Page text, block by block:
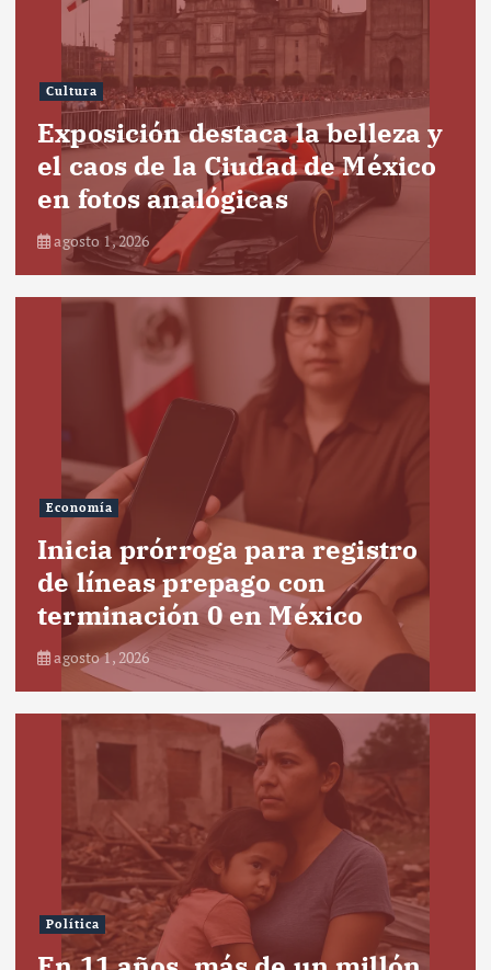
Cultura
Exposición destaca la belleza y
el caos de la Ciudad de México
en fotos analógicas
agosto 1, 2026
Economía
Inicia prórroga para registro
de líneas prepago con
terminación 0 en México
agosto 1, 2026
Política